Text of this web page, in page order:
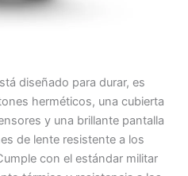
diseñado para durar, es
herméticos, una cubierta
y una brillante pantalla
de lente resistente a los
con el estándar militar